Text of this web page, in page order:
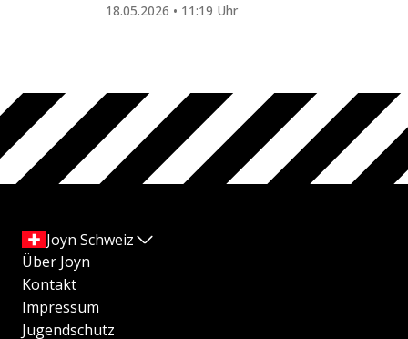
18.05.2026 • 11:19 Uhr
Joyn Schweiz
Über Joyn
Kontakt
Impressum
Jugendschutz